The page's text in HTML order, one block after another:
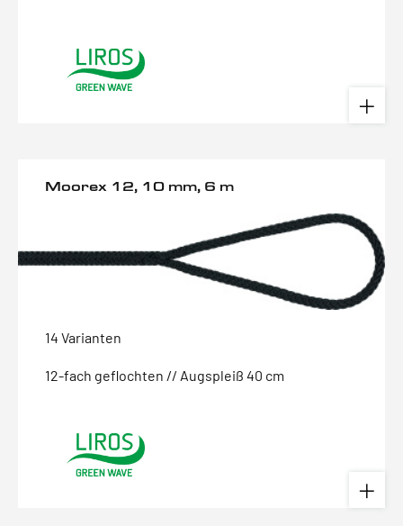
Moorex 12, 10 mm, 6 m
14 Varianten
12-fach geflochten // Augspleiß 40 cm